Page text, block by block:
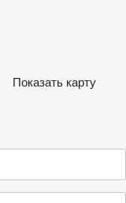
Показать карту